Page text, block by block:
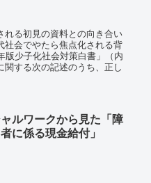
る初見の資料との向き合い
会でやたら焦点化される背
少子化社会対策白書」（内
する次の記述のうち、正し
ルワークから見た「障
に係る現金給付」